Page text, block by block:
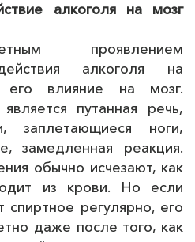
алкоголя на мозг
проявлением
алкоголя на
его влияние на мозг.
путанная речь,
заплетающиеся ноги,
замедленная реакция.
обычно исчезают, как
из крови. Но если
спиртное регулярно, его
даже после того, как